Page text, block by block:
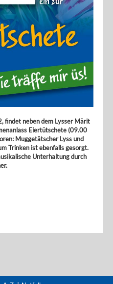
findet neben dem Lysser Märit
Eiertütschete (09.00
Muggetätscher Lyss und
Trinken ist ebenfalls gesorgt.
Unterhaltung durch